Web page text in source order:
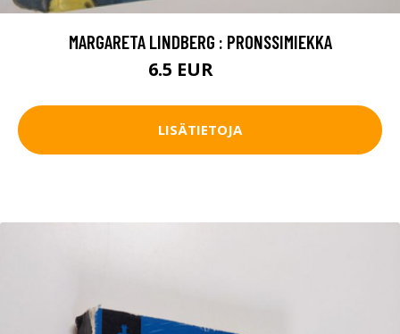
MARGARETA LINDBERG : PRONSSIMIEKKA
6.5 EUR
LISÄTIETOJA